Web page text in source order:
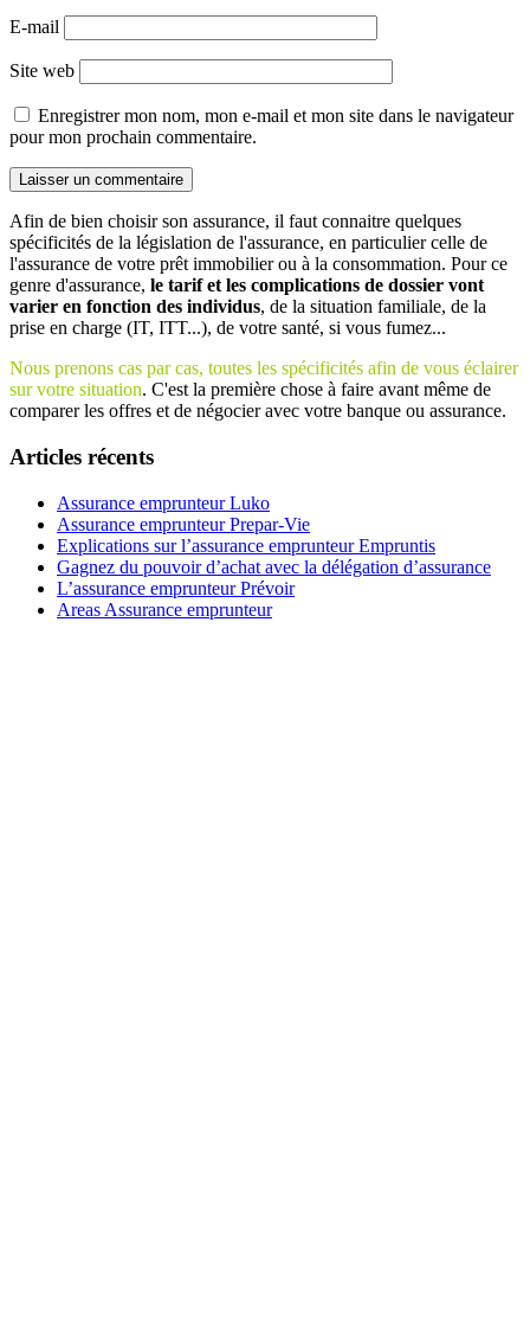
E-mail
Site web
Enregistrer mon nom, mon e-mail et mon site dans le navigateur
pour mon prochain commentaire.
Afin de bien choisir son assurance, il faut connaitre quelques
spécificités de la législation de l'assurance, en particulier celle de
l'assurance de votre prêt immobilier ou à la consommation. Pour ce
genre d'assurance, le tarif et les complications de dossier vont
varier en fonction des individus, de la situation familiale, de la
prise en charge (IT, ITT...), de votre santé, si vous fumez...
Nous prenons cas par cas, toutes les spécificités afin de vous éclairer
sur votre situation. C'est la première chose à faire avant même de
comparer les offres et de négocier avec votre banque ou assurance.
Articles récents
Assurance emprunteur Luko
Assurance emprunteur Prepar-Vie
Explications sur l’assurance emprunteur Empruntis
Gagnez du pouvoir d’achat avec la délégation d’assurance
L’assurance emprunteur Prévoir
Areas Assurance emprunteur